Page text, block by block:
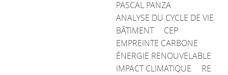
PASCAL PANZA
ANALYSE DU CYCLE DE VIE
BÂTIMENT
CEP
EMPREINTE CARBONE
ÉNERGIE RENOUVELABLE
IMPACT CLIMATIQUE
RE